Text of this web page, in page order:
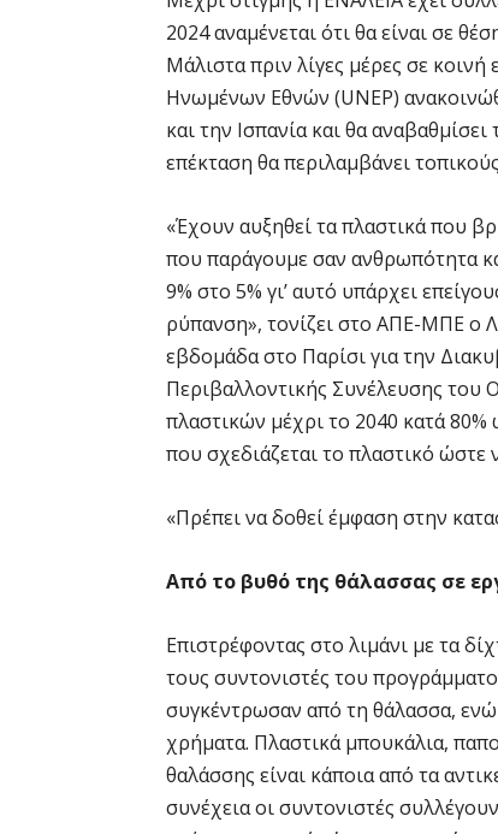
2024 αναμένεται ότι θα είναι σε
Μάλιστα πριν λίγες μέρες σε
Ηνωμένων Εθνών (UNEP)
και την Ισπανία και θα
επέκταση θα περιλαμβάνει
«Έχουν αυξηθεί τα πλαστικά που
που παράγουμε σαν ανθρωπότητα
9% στο 5% γι’ αυτό υπάρχει
ρύπανση», τονίζει στο ΑΠΕ-ΜΠΕ ο
εβδομάδα στο Παρίσι για την
Περιβαλλοντικής Συνέλευσης του
πλαστικών μέχρι το 2040 κατά 80%
που σχεδιάζεται το πλαστικό ώστε
«Πρέπει να δοθεί έμφαση στην
Από το βυθό της θάλασσας σε
Επιστρέφοντας στο λιμάνι με τα
τους συντονιστές του
συγκέντρωσαν από τη θάλασσα,
χρήματα. Πλαστικά μπουκάλια,
θαλάσσης είναι κάποια από τα
συνέχεια οι συντονιστές